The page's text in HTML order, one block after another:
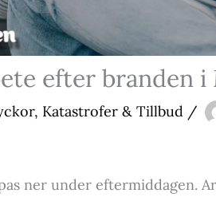
efter branden i
Katastrofer & Tillbud /
ner under eftermiddagen.